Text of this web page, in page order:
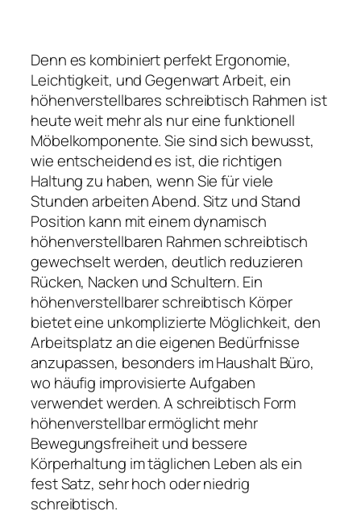
Denn es kombiniert perfekt Ergonomie,
Leichtigkeit, und Gegenwart Arbeit, ein
höhenverstellbares schreibtisch Rahmen ist
heute weit mehr als nur eine funktionell
Möbelkomponente. Sie sind sich bewusst,
wie entscheidend es ist, die richtigen
Haltung zu haben, wenn Sie für viele
Stunden arbeiten Abend. Sitz und Stand
Position kann mit einem dynamisch
höhenverstellbaren Rahmen schreibtisch
gewechselt werden, deutlich reduzieren
Rücken, Nacken und Schultern. Ein
höhenverstellbarer schreibtisch Körper
bietet eine unkomplizierte Möglichkeit, den
Arbeitsplatz an die eigenen Bedürfnisse
anzupassen, besonders im Haushalt Büro,
wo häufig improvisierte Aufgaben
verwendet werden. A schreibtisch Form
höhenverstellbar ermöglicht mehr
Bewegungsfreiheit und bessere
Körperhaltung im täglichen Leben als ein
fest Satz, sehr hoch oder niedrig
schreibtisch.